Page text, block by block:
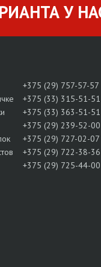
У
+375 (29) 757-57-57
+375 (33) 315-51-51
+375 (33) 363-51-51
+375 (29) 239-52-00
+375 (29) 727-02-07
+375 (29) 722-38-36
+375 (29) 725-44-00